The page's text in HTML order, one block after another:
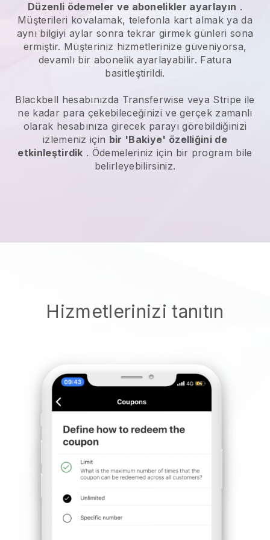
Düzenli ödemeler ve abonelikler ayarlayın .
Müşterileri kovalamak, telefonla kart almak ya da
aynı bilgiyi aylar sonra tekrar girmek günleri sona
ermiştir. Müşteriniz hizmetlerinize güveniyorsa,
devamlı bir abonelik ayarlayabilir. Fatura
basitleştirildi.
Blackbell hesabınızda Transferwise veya Stripe ile
ne kadar para çekebileceğinizi ve gerçek zamanlı
olarak hesabınıza girecek parayı görebildiğinizi
izlemeniz için bir 'Bakiye' özelliğini de
etkinleştirdik . Ödemeleriniz için bir program bile
belirleyebilirsiniz.
Hizmetlerinizi tanıtın